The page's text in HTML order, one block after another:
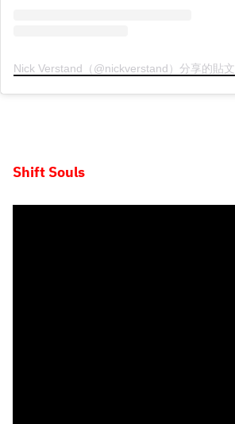
Nick Verstand（@nickverstand）分享的貼文
Shift Souls